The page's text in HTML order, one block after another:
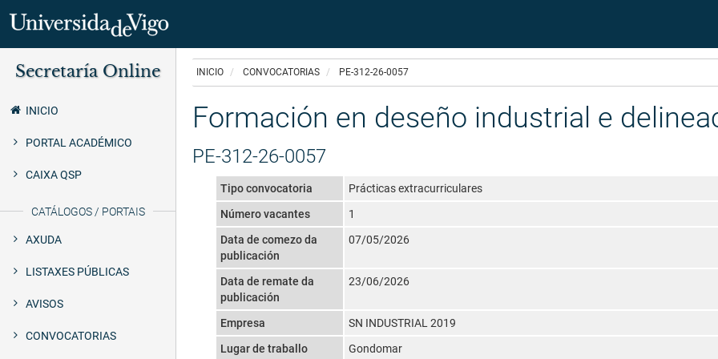
principal
Secretaría Online
INICIO
PORTAL ACADÉMICO
CAIXA QSP
CATÁLOGOS / PORTAIS
AXUDA
LISTAXES PÚBLICAS
AVISOS
CONVOCATORIAS
Secretaría
Uvigo
INICIO CONVOCATORIAS PE-312-26-0057
Formación en deseño industrial e
PE-312-26-0057
Tipo convocatoria
Prácticas extracurriculares
Número vacantes
1
Data de comezo da
publicación
07/05/2026
Data de remate da
publicación
23/06/2026
Empresa
SN INDUSTRIAL 2019
Lugar de traballo
Gondomar